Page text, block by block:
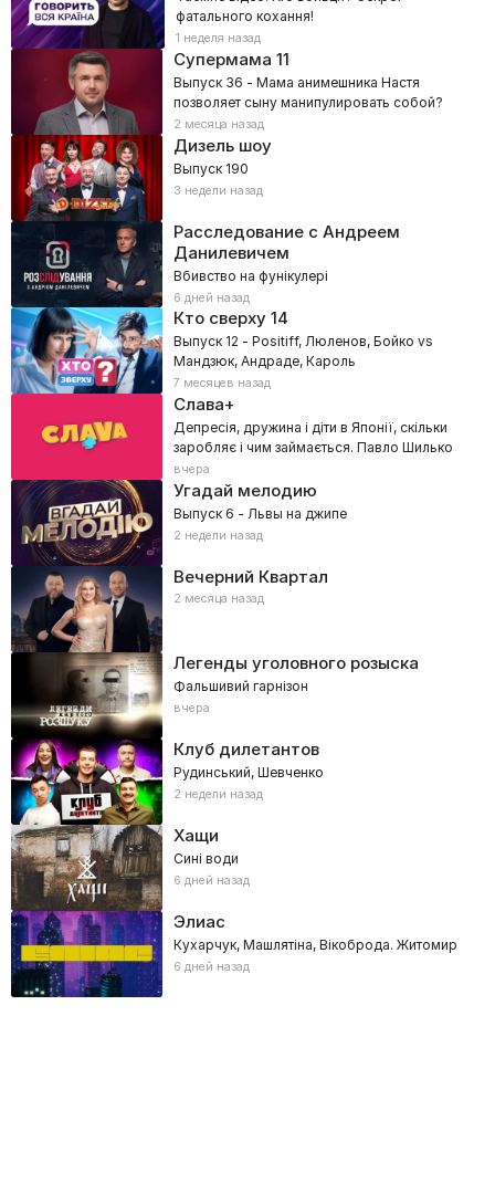
фатального кохання!
1 неделя назад
Супермама 11
Выпуск 36 - Мама анимешника Настя
позволяет сыну манипулировать собой?
2 месяца назад
Дизель шоу
Выпуск 190
3 недели назад
Расследование с Андреем
Данилевичем
Вбивство на фунікулері
6 дней назад
Кто сверху14
Выпуск 12 - Positiff, Люленов, Бойко vs
Мандзюк, Андраде, Кароль
7 месяцев назад
Слава+
Депресія, дружина і діти в Японії, скільки
заробляє і чим займається. Павло Шилько
вчера
Угадай мелодию
Выпуск 6 - Львы на джипе
2 недели назад
Вечерний Квартал
2 месяца назад
Легенды уголовного розыска
Фальшивий гарнізон
вчера
Клуб дилетантов
Рудинський, Шевченко
2 недели назад
Хащи
Сині води
6 дней назад
Элиас
Кухарчук, Машлятіна, Вікоброда. Житомир
6 дней назад